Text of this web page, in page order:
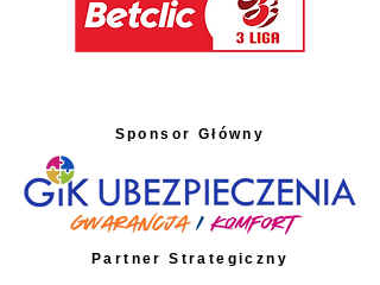
Sponsor Główny
Partner Strategiczny